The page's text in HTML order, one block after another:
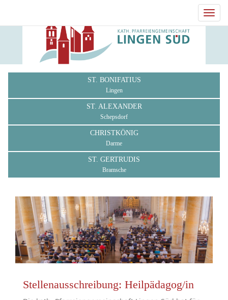
ST. BONIFATIUS
Lingen
ST. ALEXANDER
Schepsdorf
CHRISTKÖNIG
Darme
ST. GERTRUDIS
Bramsche
Stellenausschreibung: Heilpädagog/in